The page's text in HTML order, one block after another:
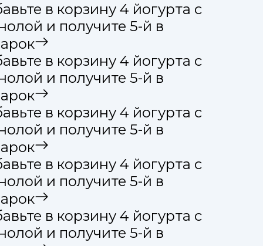
в корзину 4 йогурта с
и получите 5-й в
в корзину 4 йогурта с
и получите 5-й в
в корзину 4 йогурта с
и получите 5-й в
в корзину 4 йогурта с
и получите 5-й в
в корзину 4 йогурта с
и получите 5-й в